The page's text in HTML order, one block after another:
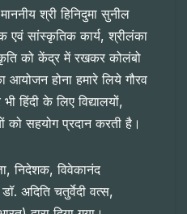
श्री हिनिदुमा सुनील
एवं सांस्कृतिक कार्य, श्रीलंका
को केंद्र में रखकर कोलंबो
होना हमारे लिये गौरव
हिंदी के लिए विद्यालयों,
को सहयोग प्रदान करती है।
निदेशक, विवेकानंद
अदिति चतुर्वेदी वत्स,